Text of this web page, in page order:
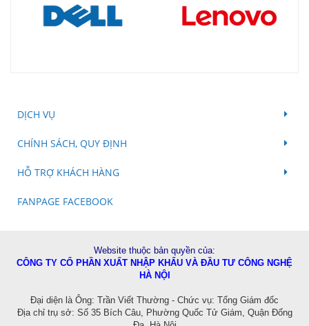
DỊCH VỤ
CHÍNH SÁCH, QUY ĐỊNH
HỖ TRỢ KHÁCH HÀNG
FANPAGE FACEBOOK
Website thuộc bản quyền của:
CÔNG TY CỔ PHẦN XUẤT NHẬP KHẨU VÀ ĐẦU TƯ CÔNG NGHỆ
HÀ NỘI
Đại diện là Ông: Trần Viết Thường - Chức vụ: Tổng Giám đốc
Địa chỉ trụ sở: Số 35 Bích Câu, Phường Quốc Tử Giám, Quận Đống